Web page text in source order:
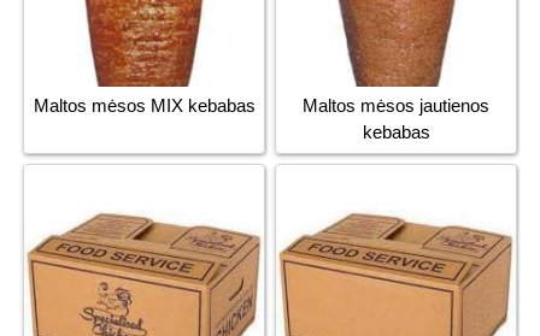
Maltos mėsos MIX kebabas
Maltos mėsos jautienos
kebabas